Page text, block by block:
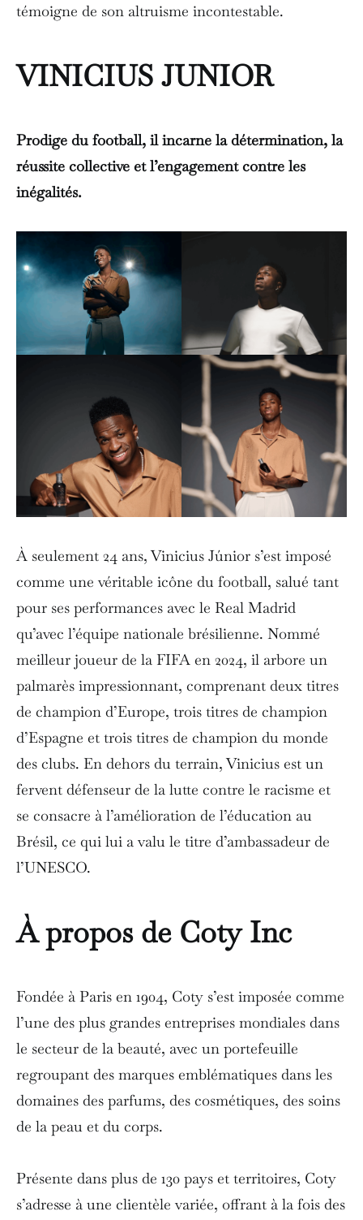
témoigne de son altruisme incontestable.
VINICIUS JUNIOR
Prodige du football, il incarne la détermination, la
réussite collective et l’engagement contre les
inégalités.
À seulement 24 ans, Vinicius Júnior s’est imposé
comme une véritable icône du football, salué tant
pour ses performances avec le Real Madrid
qu’avec l’équipe nationale brésilienne. Nommé
meilleur joueur de la FIFA en 2024, il arbore un
palmarès impressionnant, comprenant deux titres
de champion d’Europe, trois titres de champion
d’Espagne et trois titres de champion du monde
des clubs. En dehors du terrain, Vinicius est un
fervent défenseur de la lutte contre le racisme et
se consacre à l’amélioration de l’éducation au
Brésil, ce qui lui a valu le titre d’ambassadeur de
l’UNESCO.
À propos de Coty Inc
Fondée à Paris en 1904, Coty s’est imposée comme
l’une des plus grandes entreprises mondiales dans
le secteur de la beauté, avec un portefeuille
regroupant des marques emblématiques dans les
domaines des parfums, des cosmétiques, des soins
de la peau et du corps.
Présente dans plus de 130 pays et territoires, Coty
s’adresse à une clientèle variée, offrant à la fois des